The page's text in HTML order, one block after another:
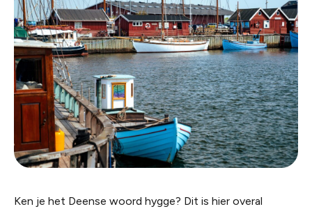
Ken je het Deense woord hygge? Dit is hier overal